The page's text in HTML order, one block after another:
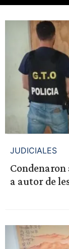
JUDICIALES
Condenaron
a autor de